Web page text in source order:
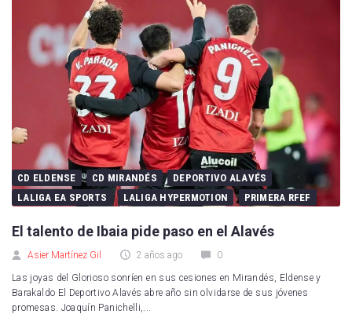
CD ELDENSE CD MIRANDÉS
DEPORTIVO ALAVÉS
LALIGA EA SPORTS
LALIGA HYPERMOTION PRIMERA RFEF
El talento de Ibaia pide paso en el Alavés
Asier Martínez Gil 2 años ago 0
Las joyas del Glorioso sonríen en sus cesiones en Mirandés, Eldense y
Barakaldo El Deportivo Alavés abre año sin olvidarse de sus jóvenes
promesas. Joaquín Panichelli,...